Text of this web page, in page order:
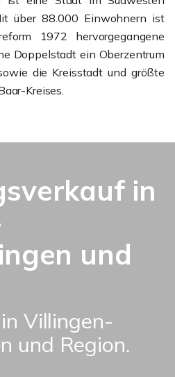
über 88.000 Einwohnern ist
1972 hervorgegangene
Doppelstadt ein Oberzentrum
die Kreisstadt und größte
Kreises.
in
und
Villingen-
und Region.